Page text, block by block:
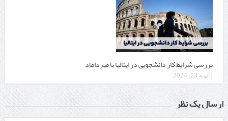
بررسی شرایط کار دانشجویی در ایتالیا با میرداماد
ژانویه 23, 2024
ارسال یک نظر